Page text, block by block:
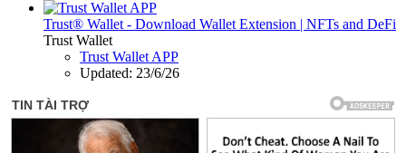
Trust® Wallet - Download Wallet Extension | NFTs and DeFi
Trust Wallet
Trust Wallet APP
Updated: 23/6/26